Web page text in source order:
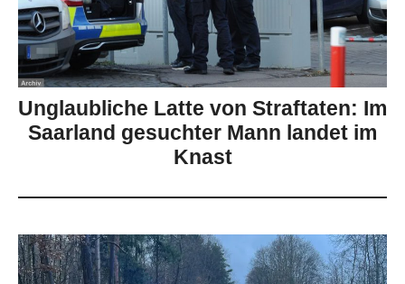
Unglaubliche Latte von Straftaten: Im
Saarland gesuchter Mann landet im
Knast